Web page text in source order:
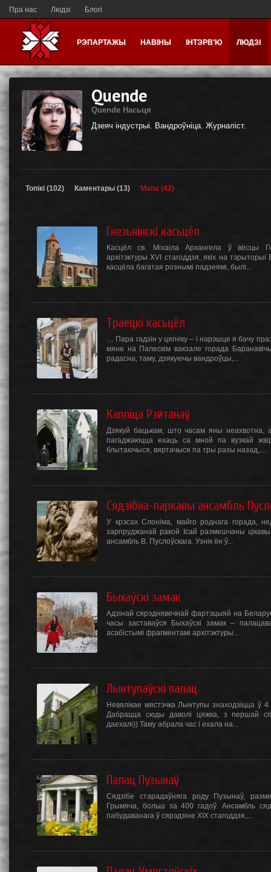
Пра нас Людзі Блогі
РЭПАРТАЖЫ НАВІНЫ ІНТЭРВ'Ю ЛЮДЗІ
Quende
Quende Насьця
Дзеяч індустрыі. Вандроўніца. Журналіст.
Топікі (102) Каментары (13) Мапа (42)
Гнезьнінскі касьцёл
Касцёл св. Міхаіла Архангела ў вёсцы
архітэктуры XVI стагоддзя, якіх на
касцёла багатая рознымі падзеямі, былі...
Траецкі касьцёл
… Пара гадзін у цягніку – і нарэшце я бачу
мяне на Палескім вакзале горада
радасна, таму, дзякуючы вандроўцы,...
Капліца Рэйтанаў
Дзякуй бацькам, што часам яны неахвотна,
пагаджаюцца ехаць са мной па вузкай
блытаючыся, вяртачыся па тры разы назад,...
Сядзібна-паркавы ансамбль
У крэсах Слоніма, майго роднага горада,
зарпруджанай ракой Ісай размешчаны
ансамбль В. Пуслоўскага. Узнік ён ў...
Быхаўскі замак
Адзінай сярэднявечнай фартэцыяй на
часы заставаўся Быхаўскі замак –
асабістымі фрагментамі архітэктуры...
Лынтупаўскі палац
Невялікае мястэчка Лынтупы знаходзіцца ў
Дабрацца сюды даволі цяжка, з першай
даехалі)) Таму абрала час і ехала на...
Палац Пузынаў
Сядзібе старадаўняга роду Пузынаў,
Грымяча, больш за 400 гадоў. Ансамбль
пабудаванага ў сярэдзіне XIX стагоддзя,...